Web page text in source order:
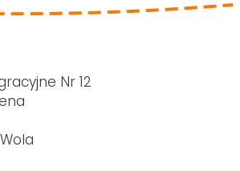
Nr 12